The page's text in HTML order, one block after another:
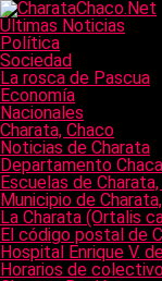
Últimas Noticias
Política
Sociedad
La rosca de Pascua
Economía
Nacionales
Charata, Chaco
Noticias de Charata
Departamento
Escuelas de
Municipio de
La Charata (Ortalis
El código postal de
Hospital Enrique V.
Horarios de